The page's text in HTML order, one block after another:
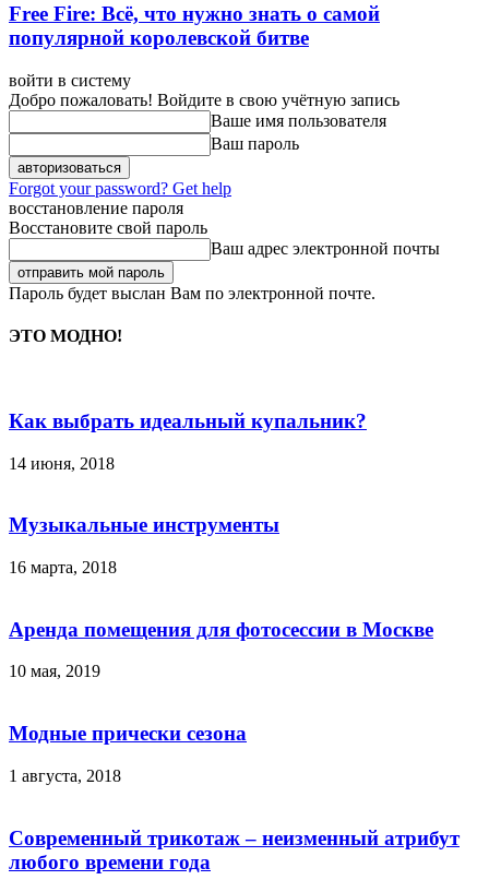
Free Fire: Всё, что нужно знать о самой
популярной королевской битве
войти в систему
Добро пожаловать! Войдите в свою учётную запись
Ваше имя пользователя
Ваш пароль
Forgot your password? Get help
восстановление пароля
Восстановите свой пароль
Ваш адрес электронной почты
Пароль будет выслан Вам по электронной почте.
ЭТО МОДНО!
Как выбрать идеальный купальник?
14 июня, 2018
Музыкальные инструменты
16 марта, 2018
Аренда помещения для фотосессии в Москве
10 мая, 2019
Модные прически сезона
1 августа, 2018
Современный трикотаж – неизменный атрибут
любого времени года